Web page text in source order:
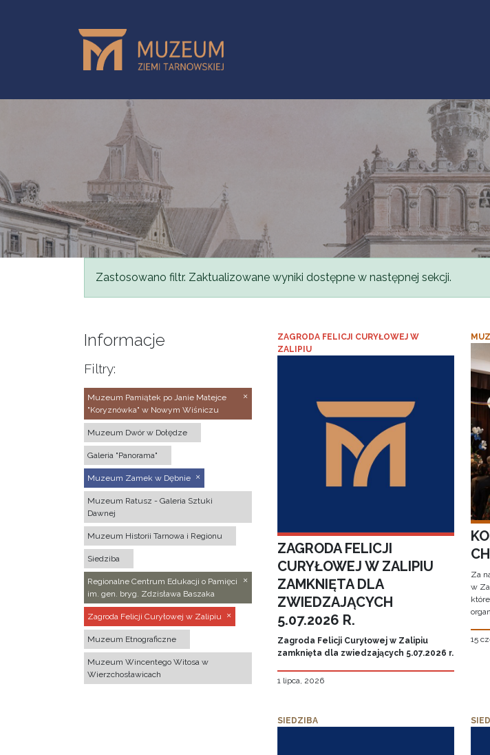
Komunikat
Zastosowano filtr. Zaktualizowane wyniki dostępne w następnej sekcji.
Informacje
Filtry:
Muzeum Pamiątek po Janie Matejce
"Koryznówka" w Nowym Wiśniczu
Muzeum Dwór w Dołędze
Galeria "Panorama"
Muzeum Zamek w Dębnie
Muzeum Ratusz - Galeria Sztuki
Dawnej
Muzeum Historii Tarnowa i Regionu
Siedziba
Regionalne Centrum Edukacji o Pamięci
im. gen. bryg. Zdzisława Baszaka
Zagroda Felicji Curyłowej w Zalipiu
Muzeum Etnograficzne
Muzeum Wincentego Witosa w
Wierzchosławicach
ZAGRODA FELICJI CURYŁOWEJ W
ZALIPIU
ZAGRODA FELICJI
CURYŁOWEJ W ZALIPIU
ZAMKNIĘTA DLA
ZWIEDZAJĄCYCH
5.07.2026 R.
Zagroda Felicji Curyłowej w Zalipiu
zamknięta dla zwiedzających 5.07.2026 r.
1 lipca, 2026
Za
w
15
SIEDZIBA